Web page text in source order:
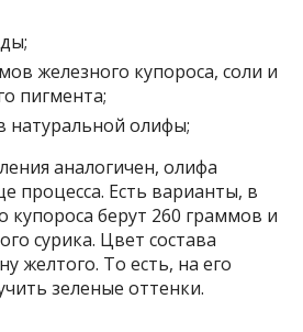
железного купороса, соли и
пигмента;
натуральной олифы;
аналогичен, олифа
процесса. Есть варианты, в
купороса берут 260 граммов и
сурика. Цвет состава
желтого. То есть, на его
зеленые оттенки.